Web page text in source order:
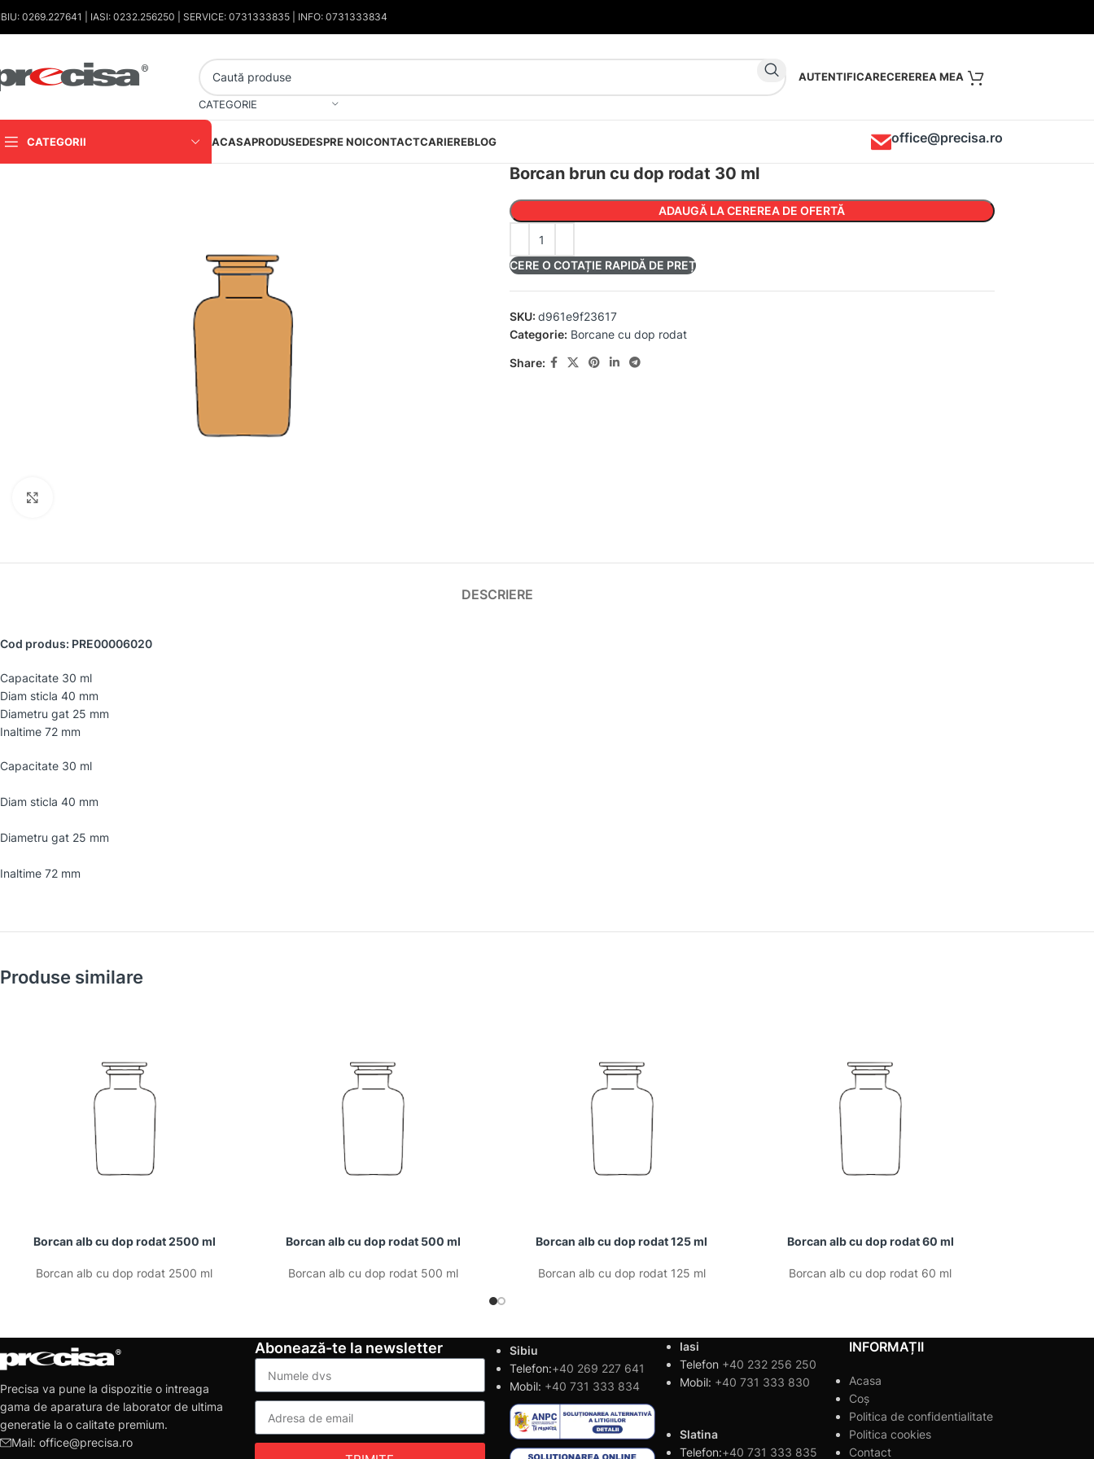
0269.227641 | IASI: 0232.256250 | SERVICE: 0731333835 | INFO: 0731333834
CATEGORIE
AUTENTIFICARE
CATEGORII ACASAPRODUSEDESPRE NOICONTACTCARIEREBLOG office@precisa.ro
Borcan brun cu dop rodat 30 ml
ADAUGĂ LA CEREREA DE OFERTĂ
CERE O COTAȚIE RAPIDĂ DE PREȚ
SKU: d961e9f23617
Categorie: Borcane cu dop rodat
Share:
DESCRIERE
Cod produs: PRE00006020
Capacitate 30 ml
Diam sticla 40 mm
Diametru gat 25 mm
Inaltime 72 mm
Capacitate 30 ml
Diam sticla 40 mm
Diametru gat 25 mm
Inaltime 72 mm
Produse similare
Borcan alb cu dop rodat 2500 ml
Borcan alb cu dop rodat 2500 ml
Borcan alb cu dop rodat 500 ml
Borcan alb cu dop rodat 500 ml
Borcan alb cu dop rodat 125 ml
Borcan alb cu dop rodat 125 ml
Borcan alb cu dop rodat 60 ml
Borcan alb cu dop rodat 60 ml
Precisa va pune la dispozitie o intreaga
gama de aparatura de laborator de ultima
generatie la o calitate premium.
Mail: office@precisa.ro
Abonează-te la newsletter
Sibiu
Telefon:+40 269 227 641
Mobil: +40 731 333 834
Iasi
Telefon +40 232 256 250
Mobil: +40 731 333 830
Slatina
Telefon:+40 731 333 835
INFORMAȚII
Acasa
Coș
Politica de confidentialitate
Politica cookies
Contact